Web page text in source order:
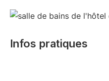
Infos pratiques